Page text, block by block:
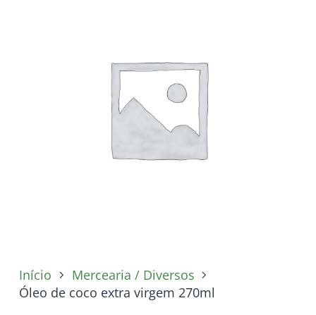
Início
Mercearia / Diversos
Óleo de coco extra virgem 270ml